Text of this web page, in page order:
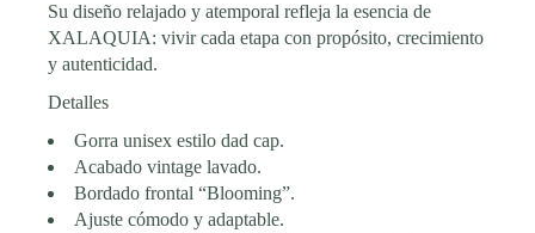
Su diseño relajado y atemporal refleja la esencia de
XALAQUIA: vivir cada etapa con propósito, crecimiento
y autenticidad.
Detalles
Gorra unisex estilo dad cap.
Acabado vintage lavado.
Bordado frontal “Blooming”.
Ajuste cómodo y adaptable.